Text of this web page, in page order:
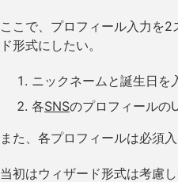
ここで、プロフィール入力を
ド形式にしたい。
ニックネームと誕生日を
各SNSのプロフィールの
また、各プロフィールは必須入
当初はウィザード形式は考慮